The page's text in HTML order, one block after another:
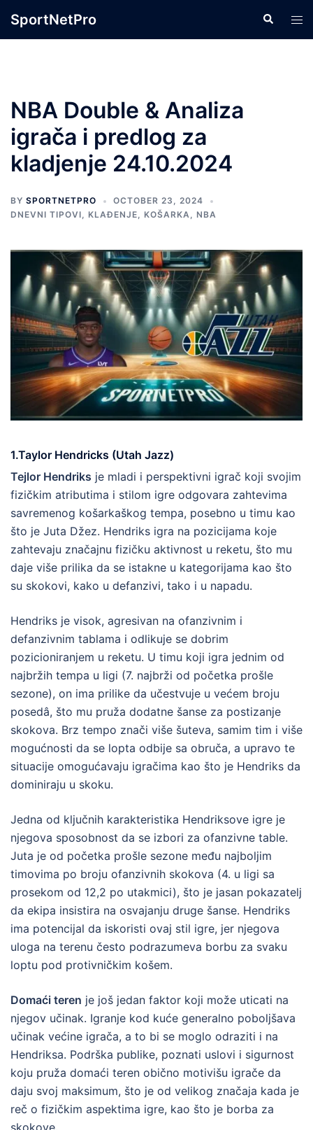
SportNetPro Search
NBA Double & Analiza
igrača i predlog za
kladjenje 24.10.2024
BY SPORTNETPRO
OCTOBER 23, 2024
DNEVNI TIPOVI, KLAĐENJE, KOŠARKA, NBA
1.Taylor Hendricks (Utah Jazz)
Tejlor Hendriks je mladi i perspektivni igrač koji svojim
fizičkim atributima i stilom igre odgovara zahtevima
savremenog košarkaškog tempa, posebno u timu kao
što je Juta Džez. Hendriks igra na pozicijama koje
zahtevaju značajnu fizičku aktivnost u reketu, što mu
daje više prilika da se istakne u kategorijama kao što
su skokovi, kako u defanzivi, tako i u napadu.
Hendriks je visok, agresivan na ofanzivnim i
defanzivnim tablama i odlikuje se dobrim
pozicioniranjem u reketu. U timu koji igra jednim od
najbržih tempa u ligi (7. najbrži od početka prošle
sezone), on ima prilike da učestvuje u većem broju
posedâ, što mu pruža dodatne šanse za postizanje
skokova. Brz tempo znači više šuteva, samim tim i više
mogućnosti da se lopta odbije sa obruča, a upravo te
situacije omogućavaju igračima kao što je Hendriks da
dominiraju u skoku.
Jedna od ključnih karakteristika Hendriksove igre je
njegova sposobnost da se izbori za ofanzivne table.
Juta je od početka prošle sezone među najboljim
timovima po broju ofanzivnih skokova (4. u ligi sa
prosekom od 12,2 po utakmici), što je jasan pokazatelj
da ekipa insistira na osvajanju druge šanse. Hendriks
ima potencijal da iskoristi ovaj stil igre, jer njegova
uloga na terenu često podrazumeva borbu za svaku
loptu pod protivničkim košem.
Domaći teren je još jedan faktor koji može uticati na
njegov učinak. Igranje kod kuće generalno poboljšava
učinak većine igrača, a to bi se moglo odraziti i na
Hendriksa. Podrška publike, poznati uslovi i sigurnost
koju pruža domaći teren obično motivišu igrače da
daju svoj maksimum, što je od velikog značaja kada je
reč o fizičkim aspektima igre, kao što je borba za
skokove.